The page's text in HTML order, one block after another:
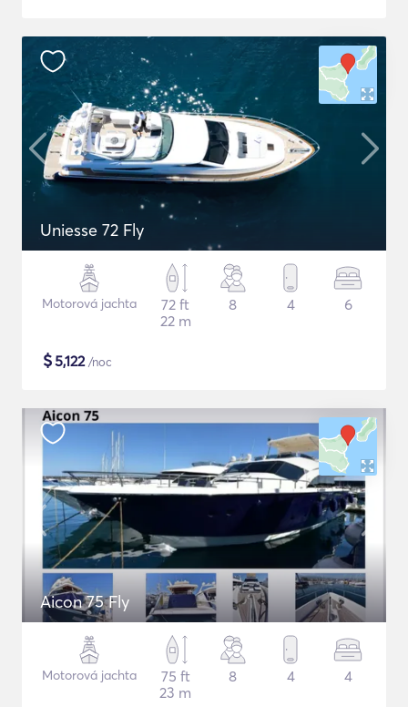
Uniesse 72 Fly
Motorová jachta
72 ft
22 m
8 4 6
$5,122/noc
Aicon 75 Fly
Motorová jachta
75 ft
23 m
8 4 4